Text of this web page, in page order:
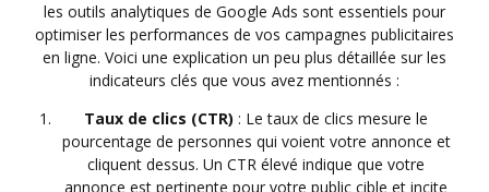
les outils analytiques de Google Ads sont essentiels pour
optimiser les performances de vos campagnes publicitaires
en ligne. Voici une explication un peu plus détaillée sur les
indicateurs clés que vous avez mentionnés :
Taux de clics (CTR) : Le taux de clics mesure le
pourcentage de personnes qui voient votre annonce et
cliquent dessus. Un CTR élevé indique que votre
annonce est pertinente pour votre public cible et incite